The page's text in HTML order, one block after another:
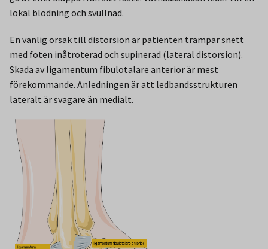
lokal blödning och svullnad.
En vanlig orsak till distorsion är patienten trampar snett
med foten inåtroterad och supinerad (lateral distorsion).
Skada av ligamentum fibulotalare anterior är mest
förekommande. Anledningen är att ledbandsstrukturen
lateralt är svagare än medialt.